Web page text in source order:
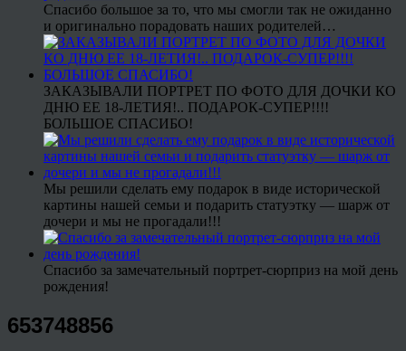
Спасибо большое за то, что мы смогли так не ожиданно
и оригинально порадовать наших родителей…
ЗАКАЗЫВАЛИ ПОРТРЕТ ПО ФОТО ДЛЯ ДОЧКИ КО
ДНЮ ЕЕ 18-ЛЕТИЯ!.. ПОДАРОК-СУПЕР!!!!
БОЛЬШОЕ СПАСИБО!
Мы решили сделать ему подарок в виде исторической
картины нашей семьи и подарить статуэтку — шарж от
дочери и мы не прогадали!!!
Спасибо за замечательный портрет-сюрприз на мой день
рождения!
653748856